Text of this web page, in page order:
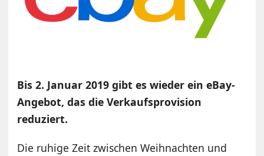
Bis 2. Januar 2019 gibt es wieder ein eBay-
Angebot, das die Verkaufsprovision
reduziert.
Die ruhige Zeit zwischen Weihnachten und